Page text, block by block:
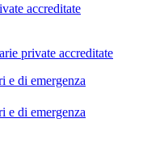
accreditate
private accreditate
e di emergenza
e di emergenza